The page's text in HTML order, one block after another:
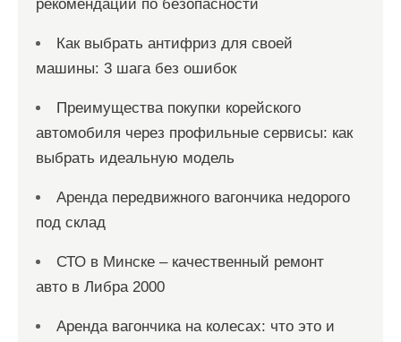
рекомендации по безопасности
Как выбрать антифриз для своей
машины: 3 шага без ошибок
Преимущества покупки корейского
автомобиля через профильные сервисы: как
выбрать идеальную модель
Аренда передвижного вагончика недорого
под склад
СТО в Минске – качественный ремонт
авто в Либра 2000
Аренда вагончика на колесах: что это и